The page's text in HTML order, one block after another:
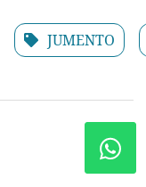
JUMENTO